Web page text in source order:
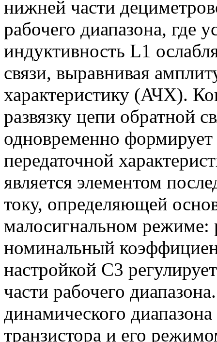
нижней части
рабочего диапазона, где
индуктивность L1
связи, выравнивая
характеристику (АЧХ).
развязку цепи обратной
одновременно формирует
передаточной
является элементом
току, определяющей
малосигнальном режиме:
номинальный
настройкой C3
части рабочего
динамического
транзистора и его